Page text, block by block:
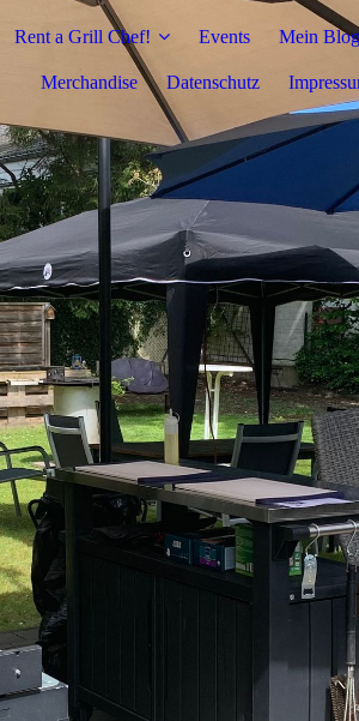
Rent a Grill Chef! Events Mein Blog
Merchandise Datenschutz